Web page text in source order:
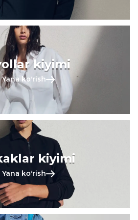
kiyimi
Yana koʻrish
kiyimi
Yana koʻrish